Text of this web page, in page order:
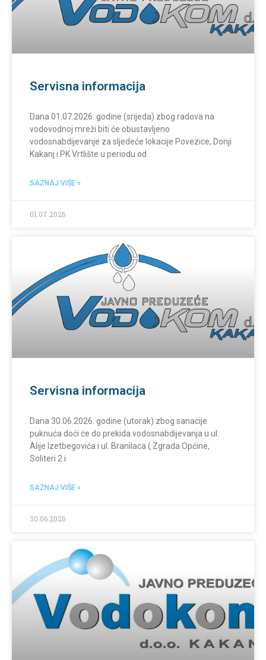
Servisna informacija
Dana 01.07.2026. godine (srijeda) zbog radova na
vodovodnoj mreži biti će obustavljeno
vodosnabdijevanje za sljedeće lokacije Povezice, Donji
Kakanj i PK Vrtlište u periodu od
SAZNAJ VIŠE »
01.07.2026
Servisna informacija
Dana 30.06.2026. godine (utorak) zbog sanacije
puknuća doći će do prekida vodosnabdijevanja u ul.
Alije Izetbegovića i ul. Branilaca ( Zgrada Općine,
Soliteri 2 i
SAZNAJ VIŠE »
30.06.2026